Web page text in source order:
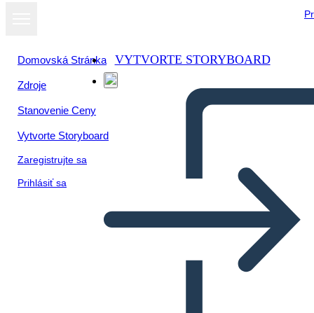
Domovská Stránka
Zdroje
Stanovenie Ceny
Vytvorte Storyboard
Zaregistrujte sa
Prihlásiť sa
VYTVORTE STORYBOARD
Zobraziť ako
prezentáciu